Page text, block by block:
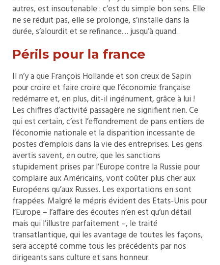
autres, est insoutenable : c’est du simple bon sens. Elle
ne se réduit pas, elle se prolonge, s’installe dans la
durée, s’alourdit et se refinance… jusqu’à quand.
Périls pour la france
Il n’y a que François Hollande et son creux de Sapin
pour croire et faire croire que l’économie française
redémarre et, en plus, dit-il ingénument, grâce à lui !
Les chiffres d’activité passagère ne signifient rien. Ce
qui est certain, c’est l’effondrement de pans entiers de
l’économie nationale et la disparition incessante de
postes d’emplois dans la vie des entreprises. Les gens
avertis savent, en outre, que les sanctions
stupidement prises par l’Europe contre la Russie pour
complaire aux Américains, vont coûter plus cher aux
Européens qu’aux Russes. Les exportations en sont
frappées. Malgré le mépris évident des Etats-Unis pour
l’Europe – l’affaire des écoutes n’en est qu’un détail
mais qui l’illustre parfaitement –, le traité
transatlantique, qui les avantage de toutes les façons,
sera accepté comme tous les précédents par nos
dirigeants sans culture et sans honneur.